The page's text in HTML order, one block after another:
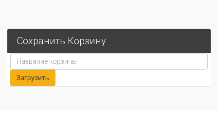
Сохранить Корзину